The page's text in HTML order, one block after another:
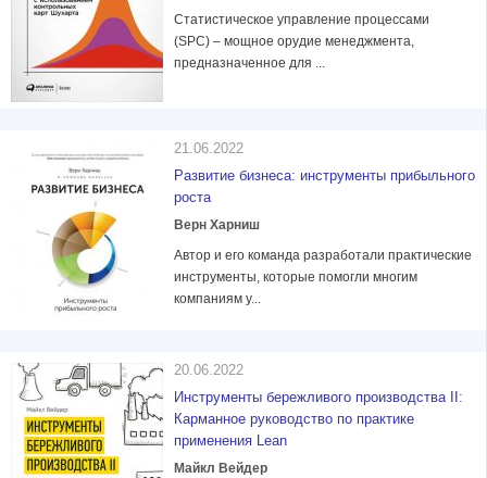
Статистическое управление процессами
(SPC) – мощное орудие менеджмента,
предназначенное для ...
21.06.2022
Развитие бизнеса: инструменты прибыльного
роста
Верн Харниш
Автор и его команда разработали практические
инструменты, которые помогли многим
компаниям у...
20.06.2022
Инструменты бережливого производства II:
Карманное руководство по практике
применения Lean
Майкл Вейдер